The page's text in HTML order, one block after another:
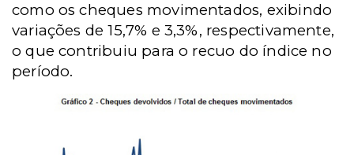
como os cheques movimentados, exibindo
variações de 15,7% e 3,3%, respectivamente,
o que contribuiu para o recuo do índice no
período.